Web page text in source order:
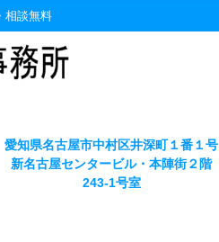
相談無料
愛知県名古屋市中村区井深町１番１号
新名古屋センタービル・本陣街２階
243-1号室